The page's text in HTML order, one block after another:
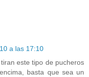
a las 17:10
este tipo de pucheros
basta que sea un